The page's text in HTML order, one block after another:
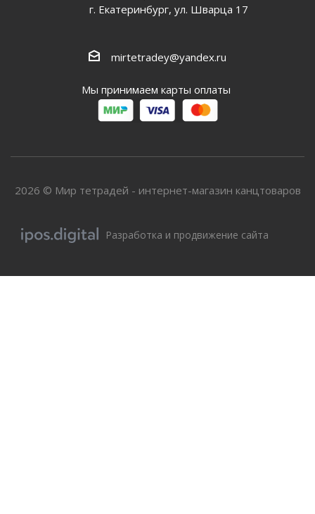
г. Екатеринбург, ул. Шварца 17
mirtetradey@yandex.ru
Мы принимаем карты оплаты
2026 © Мир тетрадей - интернет-магазин канцтоваров
Разработка и продвижение сайта